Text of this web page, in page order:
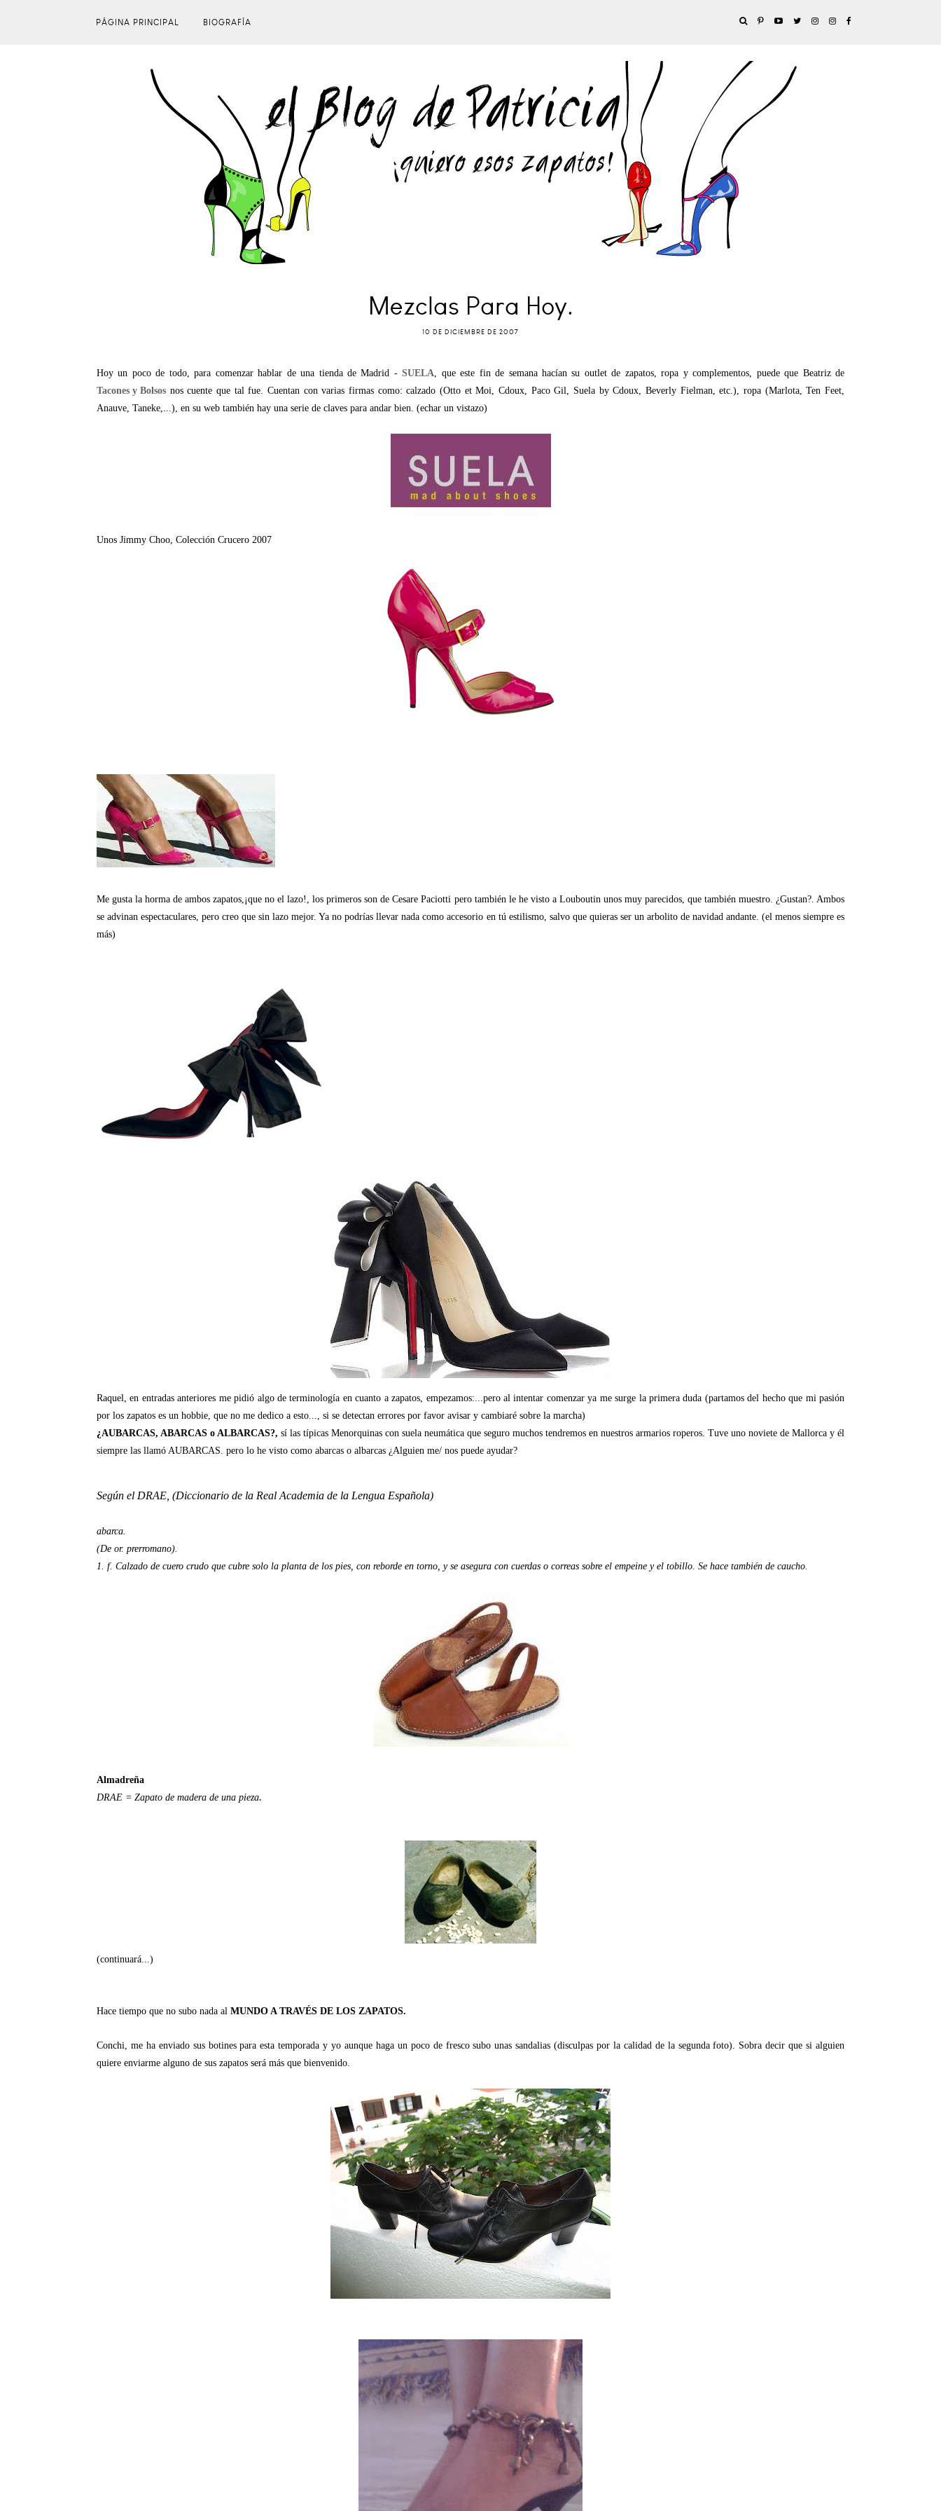
PÁGINA PRINCIPAL BIOGRAFÍA
Mezclas Para Hoy.
10 DE DICIEMBRE DE 2007
Hoy un poco de todo, para comenzar hablar de una tienda de Madrid -SUELA, que este fin de semana hacían su outlet de zapatos, ropa y complementos, puede que Beatriz de
Tacones y Bolsos nos cuente que tal fue. Cuentan con varias firmas como: calzado (Otto et Moi, Cdoux, Paco Gil, Suela by Cdoux, Beverly Fielman, etc.), ropa (Marlota, Ten Feet,
Anauve, Taneke,...), en su web también hay una serie de claves para andar bien. (echar un vistazo)
Unos Jimmy Choo, Colección Crucero 2007
Me gusta la horma de ambos zapatos,¡que no el lazo!, los primeros son de Cesare Paciotti pero también le he visto a Louboutin unos muy parecidos, que también muestro. ¿Gustan?. Ambos
se advinan espectaculares, pero creo que sin lazo mejor. Ya no podrías llevar nada como accesorio en tú estilismo, salvo que quieras ser un arbolito de navidad andante. (el menos siempre es
más)
Raquel, en entradas anteriores me pidió algo de terminología en cuanto a zapatos, empezamos:...pero al intentar comenzar ya me surge la primera duda (partamos del hecho que mi pasión
por los zapatos es un hobbie, que no me dedico a esto..., si se detectan errores por favor avisar y cambiaré sobre la marcha)
¿AUBARCAS, ABARCAS o ALBARCAS?, sí las típicas Menorquinas con suela neumática que seguro muchos tendremos en nuestros armarios roperos. Tuve uno noviete de Mallorca y él
siempre las llamó AUBARCAS. pero lo he visto como abarcas o albarcas ¿Alguien me/ nos puede ayudar?
Según el DRAE, (Diccionario de la Real Academia de la Lengua Española)
abarca.
(De or. prerromano).
1. f. Calzado de cuero crudo que cubre solo la planta de los pies, con reborde en torno, y se asegura con cuerdas o correas sobre el empeine y el tobillo. Se hace también de caucho.
Almadreña
DRAE = Zapato de madera de una pieza.
(continuará...)
Hace tiempo que no subo nada al MUNDO A TRAVÉS DE LOS ZAPATOS.
Conchi, me ha enviado sus botines para esta temporada y yo aunque haga un poco de fresco subo unas sandalias (disculpas por la calidad de la segunda foto). Sobra decir que si alguien
quiere enviarme alguno de sus zapatos será más que bienvenido.